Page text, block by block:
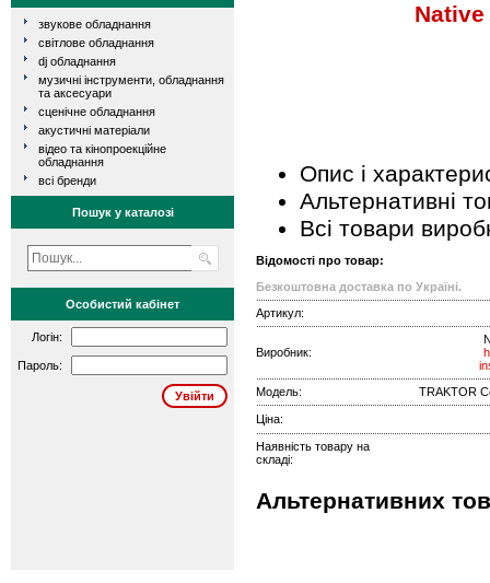
звукове обладнання
світлове обладнання
dj обладнання
музичні інструменти, обладнання
та аксесуари
сценічне обладнання
акустичні матеріали
відео та кінопроекційне
обладнання
всі бренди
Пошук у каталозі
Особистий кабінет
Логін:
Пароль:
Опис і
Альтернативні
Всі товари
Відомості про товар:
Безкоштовна доставка по Україні.
Артикул:
Виробник:
Модель:
TRAKTOR
Ціна:
Наявність товару на
складі:
Альтернативних